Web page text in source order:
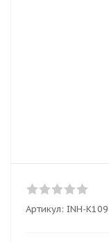
Артикул: INH-